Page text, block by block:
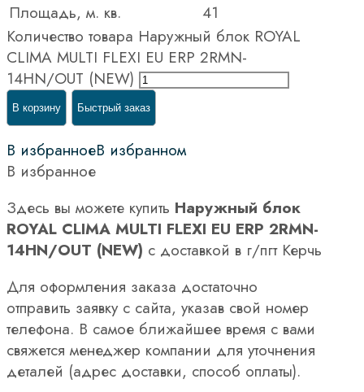
Площадь, м. кв.
41
Количество товара Наружный блок ROYAL
CLIMA MULTI FLEXI EU ERP 2RMN-
14HN/OUT (NEW)
В корзину Быстрый заказ
В избранноеВ избранном
В избранное
Здесь вы можете купить Наружный блок
ROYAL CLIMA MULTI FLEXI EU ERP 2RMN-
14HN/OUT (NEW) с доставкой в г/пгт Керчь
Для оформления заказа достаточно
отправить заявку с сайта, указав свой номер
телефона. В самое ближайшее время с вами
свяжется менеджер компании для уточнения
деталей (адрес доставки, способ оплаты).